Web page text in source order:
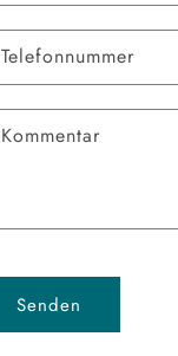
Telefonnummer
Kommentar
Senden